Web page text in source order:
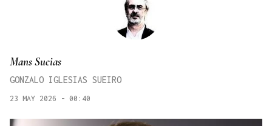
Mans Sucias
GONZALO IGLESIAS SUEIRO
23 MAY 2026 - 00:40